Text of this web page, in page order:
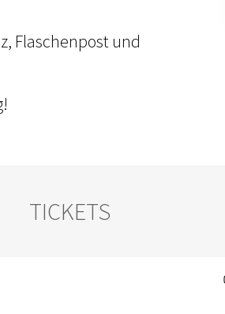
Flaschenpost und
TICKETS